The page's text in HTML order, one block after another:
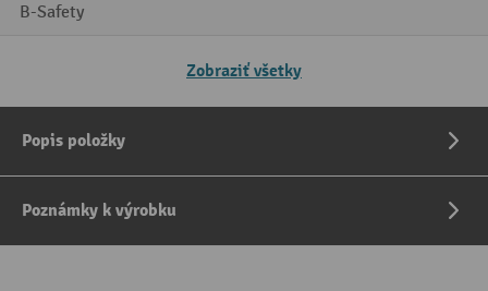
B-Safety
Zobraziť všetky
Popis položky
Poznámky k výrobku